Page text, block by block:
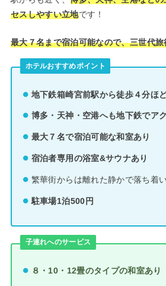
セスしやすい立地です！
最大７名まで宿泊可能なので、三世代
ホテルおすすめポイント
地下鉄箱崎宮前駅から徒歩４分ほ
博多・天神・空港へも地下鉄でア
最大７名で宿泊可能な和室あり
宿泊者専用の浴室&サウナあり
繁華街からは離れた静かで落ち着
駐車場1泊500円
子連れへのサービス
８・10・12畳のタイプの和室あり